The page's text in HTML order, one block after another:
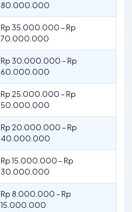
80.000.000
Rp 35.000.000 – Rp
70.000.000
Rp 30.000.000 – Rp
60.000.000
Rp 25.000.000 – Rp
50.000.000
Rp 20.000.000 – Rp
40.000.000
Rp 15.000.000 – Rp
30.000.000
Rp 8.000.000 – Rp
15.000.000